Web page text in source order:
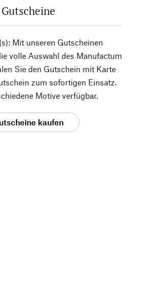
Gutscheine
Mit unseren Gutscheinen
volle Auswahl des Manufactum
Sie den Gutschein mit Karte
zum sofortigen Einsatz.
Motive verfügbar.
kaufen